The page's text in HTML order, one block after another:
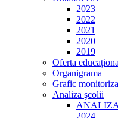
2023
2022
2021
2020
2019
Oferta
Organigrama
Grafic
Analiza şcolii
2024